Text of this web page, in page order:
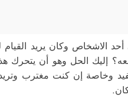
الاشخاص وكان يريد
إليك الحل وهو أن يتحرك
وخاصة إن كنت مغترب